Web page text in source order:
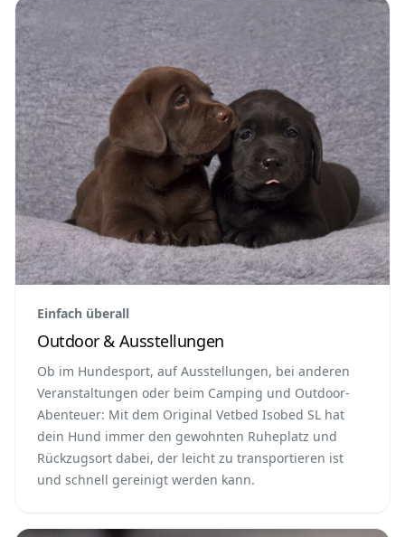
Einfach überall
Outdoor & Ausstellungen
Ob im Hundesport, auf Ausstellungen, bei anderen
Veranstaltungen oder beim Camping und Outdoor-
Abenteuer: Mit dem Original Vetbed Isobed SL hat
dein Hund immer den gewohnten Ruheplatz und
Rückzugsort dabei, der leicht zu transportieren ist
und schnell gereinigt werden kann.